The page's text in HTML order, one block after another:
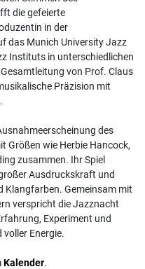
die gefeierte
in der
das Munich University Jazz
Instituts in unterschiedlichen
von Prof. Claus
Präzision mit
des
Größen wie Herbie Hancock,
zusammen. Ihr Spiel
Ausdruckskraft und
Klangfarben. Gemeinsam mit
verspricht die Jazznacht
Experiment und
Energie.
Kalender.